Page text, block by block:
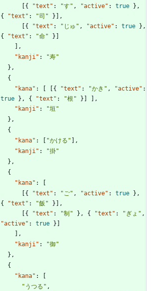
{ "text" : "す" , "active" : true } ,
{
"text" : "司" }
,
{ "text" : "じゅ" , "active" : true } ,
{
"text" : "命" }
,
"kanji" :
"寿"
} ,
{
"kana" : { "text" : "かき" , "active" :
true
} , { "text" : "根" }
,
"kanji" :
"垣"
} ,
{
"kana" : "かける"
,
"kanji" :
"掛"
} ,
{
"kana" :
{ "text" : "ご" , "active" : true } ,
{
"text" : "飯" }
,
{ "text" : "制" } , { "text" : "ぎょ" ,
"active" : true }
,
"kanji" :
"御"
} ,
{
"kana" :
"うつる" ,